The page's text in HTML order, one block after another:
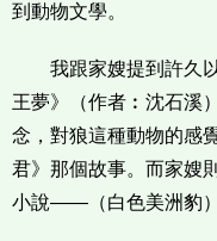
到動物文學。
我跟家嫂提到許久
王夢》（作者︰沈石溪
念，對狼這種動物的感
君》那個故事。而家嫂
小說——（白色美洲豹）